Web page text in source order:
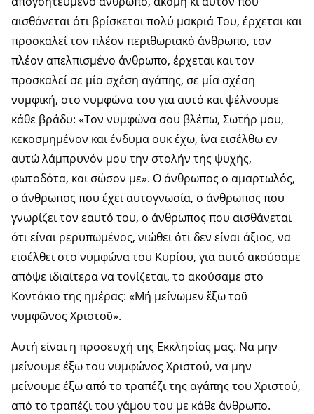
αισθάνεται ότι βρίσκεται πολύ μακριά Του, έρχεται και
προσκαλεί τον πλέον περιθωριακό άνθρωπο, τον
πλέον απελπισμένο άνθρωπο, έρχεται και τον
προσκαλεί σε μία σχέση αγάπης, σε μία σχέση
νυμφική, στο νυμφώνα του για αυτό και ψέλνουμε
κάθε βράδυ: «Τον νυμφώνα σου βλέπω, Σωτήρ μου,
κεκοσμημένον και ένδυμα ουκ έχω, ίνα εισέλθω εν
αυτώ λάμπρυνόν μου την στολήν της ψυχής,
φωτοδότα, και σώσον με». Ο άνθρωπος ο αμαρτωλός,
ο άνθρωπος που έχει αυτογνωσία, ο άνθρωπος που
γνωρίζει τον εαυτό του, ο άνθρωπος που αισθάνεται
ότι είναι ρερυπωμένος, νιώθει ότι δεν είναι άξιος, να
εισέλθει στο νυμφώνα του Κυρίου, για αυτό ακούσαμε
απόψε ιδιαίτερα να τονίζεται, το ακούσαμε στο
Κοντάκιο της ημέρας: «Μή μείνωμεν ἔξω τοῦ
νυμφῶνος Χριστοῦ».
Αυτή είναι η προσευχή της Εκκλησίας μας. Να μην
μείνουμε έξω του νυμφώνος Χριστού, να μην
μείνουμε έξω από το τραπέζι της αγάπης του Χριστού,
από το τραπέζι του γάμου του με κάθε άνθρωπο.